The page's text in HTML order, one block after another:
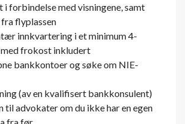
forbindelse med visningene, samt
flyplassen
innkvartering i et minimum 4-
frokost inkludert
bankkontoer og søke om NIE-
(av en kvalifisert bankkonsulent)
til advokater om du ikke har en egen